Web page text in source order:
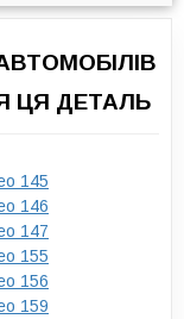
ЦЯ ДЕТАЛЬ
145
146
147
155
156
159